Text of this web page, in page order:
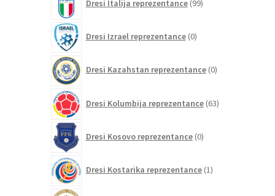
Dresi Italija reprezentance 99izdelkov
Dresi Izrael reprezentance 0izdelkov
Dresi Kazahstan reprezentance 0izdelkov
Dresi Kolumbija reprezentance 63izdelkov
Dresi Kosovo reprezentance 0izdelkov
Dresi Kostarika reprezentance 1izdelek